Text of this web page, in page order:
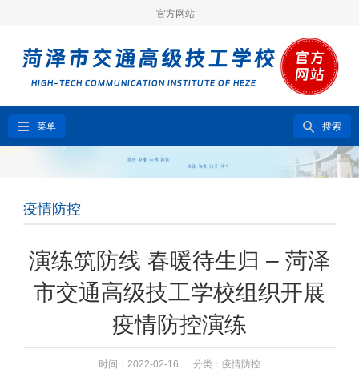
官方网站
菜单 搜索
疫情防控
演练筑防线 春暖待生归 – 菏泽
市交通高级技工学校组织开展
疫情防控演练
时间：2022-02-16 分类： 疫情防控